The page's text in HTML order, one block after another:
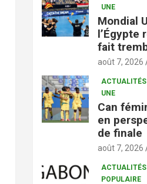
UNE
Mondial
l’Égypte
fait
août 7, 2026
ACTUALITÉS
UNE
Can
en
de finale
août 7, 2026
ACTUALITÉS
POPULAIRE